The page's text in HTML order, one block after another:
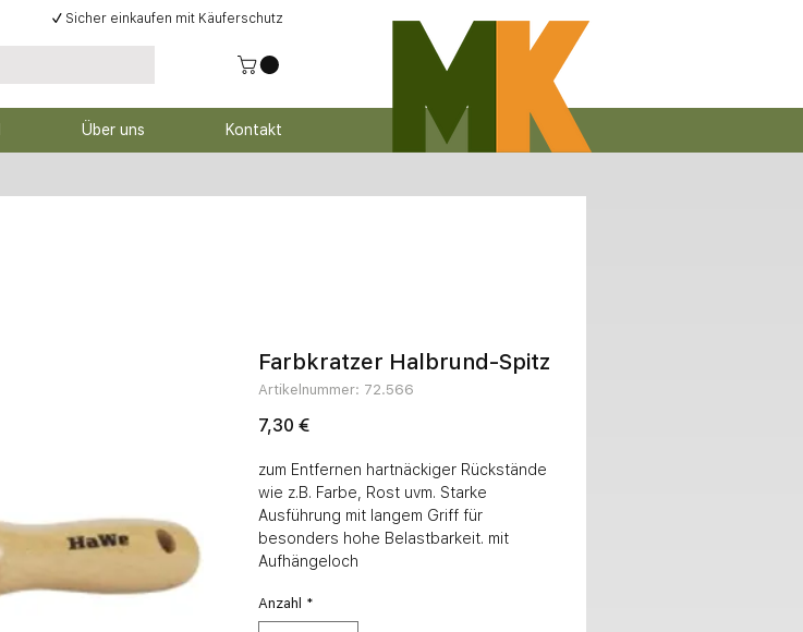
Über uns Kontakt
✓ Sicher einkaufen mit Käuferschutz
Farbkratzer Halbrund-Spitz
Artikelnummer: 72.566
7,30 €Preis
zum Entfernen hartnäckiger Rückstände
wie z.B. Farbe, Rost uvm. Starke
Ausführung mit langem Griff für
besonders hohe Belastbarkeit. mit
Aufhängeloch
Anzahl *